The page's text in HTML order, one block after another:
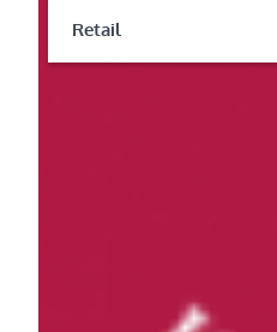
Retail